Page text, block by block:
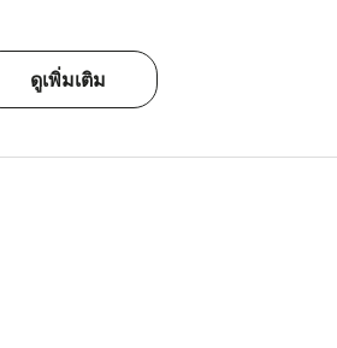
ดูเพิ่มเติม